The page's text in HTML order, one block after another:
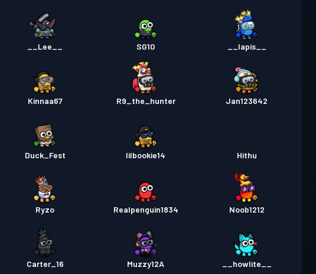
__Lee__ SG10 __lapis__
Kinnaa67 R9_the_hunter Jan123642
Duck_Fest lilbookie14 Hithu
Ryzo Realpenguin1834 Noob1212
Carter_16 Muzzy12A __howlite__